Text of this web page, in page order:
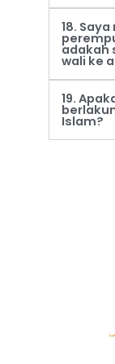
18.
adakah
wali ke
19.
Islam?